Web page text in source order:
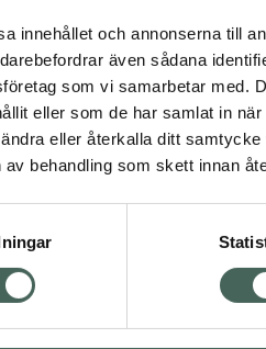
innehållet och annonserna till
även sådana
som vi samarbetar med.
eller som de har samlat in
eller återkalla ditt
behandling som skett innan
Aktuella
Vanliga frågor